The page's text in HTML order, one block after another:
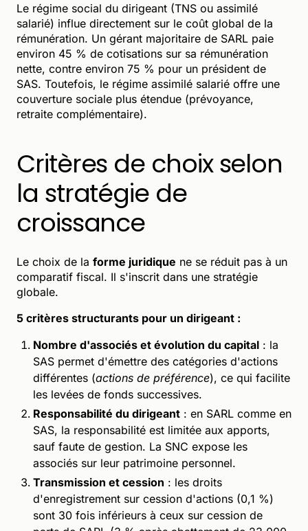
Le régime social du dirigeant (TNS ou assimilé
salarié) influe directement sur le coût global de la
rémunération. Un gérant majoritaire de SARL paie
environ 45 % de cotisations sur sa rémunération
nette, contre environ 75 % pour un président de
SAS. Toutefois, le régime assimilé salarié offre une
couverture sociale plus étendue (prévoyance,
retraite complémentaire).
Critères de choix selon
la stratégie de
croissance
Le choix de la forme juridique ne se réduit pas à un
comparatif fiscal. Il s'inscrit dans une stratégie
globale.
5 critères structurants pour un dirigeant :
Nombre d'associés et évolution du capital : la
SAS permet d'émettre des catégories d'actions
différentes (actions de préférence), ce qui facilite
les levées de fonds successives.
Responsabilité du dirigeant : en SARL comme en
SAS, la responsabilité est limitée aux apports,
sauf faute de gestion. La SNC expose les
associés sur leur patrimoine personnel.
Transmission et cession : les droits
d'enregistrement sur cession d'actions (0,1 %)
sont 30 fois inférieurs à ceux sur cession de